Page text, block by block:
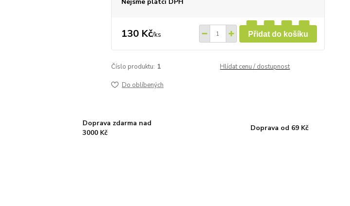
130 Kč/ks Přidat do košíku
Číslo produktu: 1 Hlídat cenu / dostupnost
Do oblíbených
Doprava zdarma nad
3000 Kč
Doprava od 69 Kč